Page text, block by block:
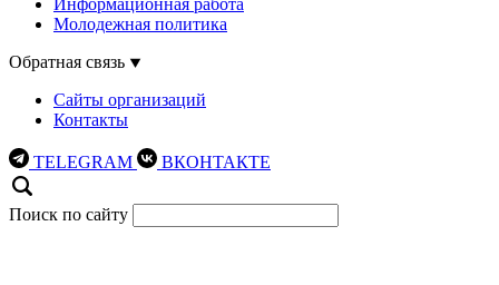
Информационная работа
Молодежная политика
Обратная связь
Сайты организаций
Контакты
TELEGRAM ВКОНТАКТЕ
Поиск по сайту